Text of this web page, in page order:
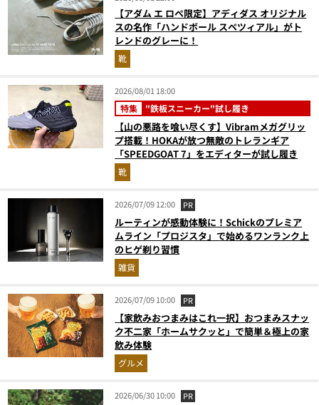
【アダム エ ロペ限定】アディダス オリジナル
スの名作「ハンドボール スペツィアル」がト
レンドのグレーに！
靴
2026/08/01 18:00
特集 "鉄板スニーカー"試し履き
【山の悪路を喰い尽くす】Vibramメガグリッ
プ搭載！HOKAが放つ無敵のトレランギア
「SPEEDGOAT 7」をエディターが試し履き
靴
2026/07/09 12:00 PR
ルーティンが感動体験に！Schickのプレミア
ムライン「プロジスタ」で始めるワンランク上
のヒゲ剃り習慣
雑貨
2026/07/09 10:00 PR
【家飲みおつまみはこれ一択】おつまみスナッ
ク不二家「ホームサクッと」で簡単＆極上の家
飲み体験
グルメ
2026/06/30 10:00 PR